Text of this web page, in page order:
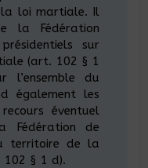
la loi martiale. Il
la Fédération
sur
(art. 102 § 1
du
également les
éventuel
Fédération de
territoire de la
102 § 1 d).